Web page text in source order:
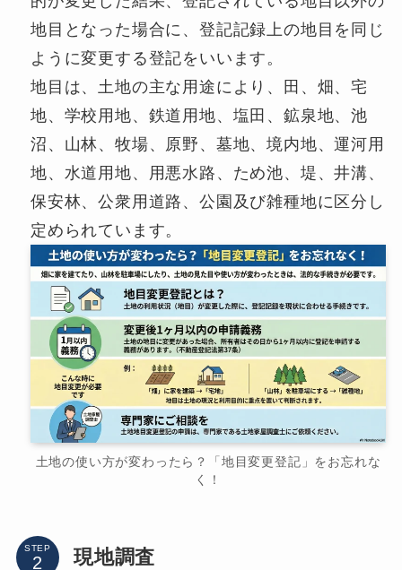
地目となった場合に、登記記録上の地目を同じ
ように変更する登記をいいます。
地目は、土地の主な用途により、田、畑、宅
地、学校用地、鉄道用地、塩田、鉱泉地、池
沼、山林、牧場、原野、墓地、境内地、運河用
地、水道用地、用悪水路、ため池、堤、井溝、
保安林、公衆用道路、公園及び雑種地に区分し
定められています。
土地の使い方が変わったら？「地目変更登記」をお忘れな
く！
STEP 現地調査